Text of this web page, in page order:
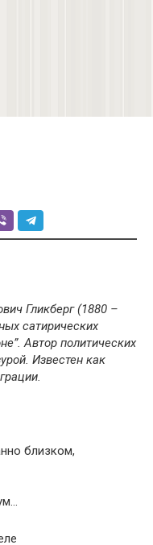
Гликберг (1880 –
сатирических
Автор политических
Известен как
близком,